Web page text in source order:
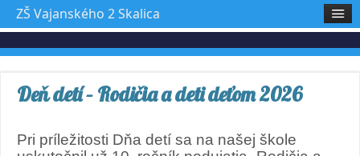
Deň detí – Rodičia a deti deťom 2026
Pri príležitosti Dňa detí sa na našej škole
ZŠ Vajanského 2 Skalica